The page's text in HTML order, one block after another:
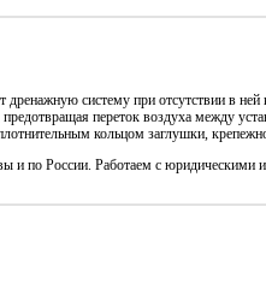
систему при отсутствии в
предотвращая переток воздуха между
кольцом заглушки,
и по России. Работаем с юридическими